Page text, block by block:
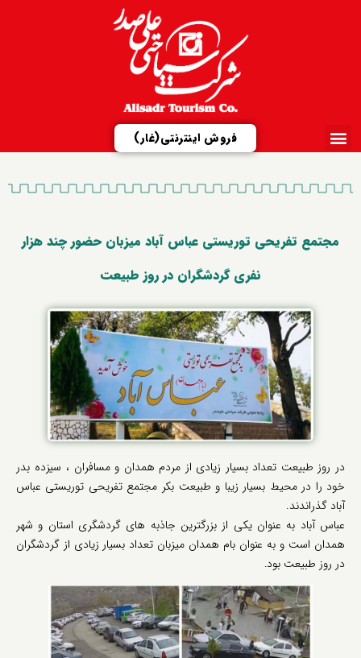
فروش اینترنتی(غار)
در روز طبیعت تعداد بسیار زیادی از مردم همدان و مسافران ، سیزده بدر
خود را در محیط بسیار زیبا و طبیعت بکر مجتمع تفریحی توریستی عباس
آباد گذراندند.
عباس آباد به عنوان یکی از بزرگترین جاذبه های گردشگری استان و شهر
همدان است و به عنوان بام همدان میزبان تعداد بسیار زیادی از گردشگران
در روز طبیعت بود.
مجتمع تفریحی توریستی عباس آباد میزبان حضور چند هزار
نفری گردشگران در روز طبیعت